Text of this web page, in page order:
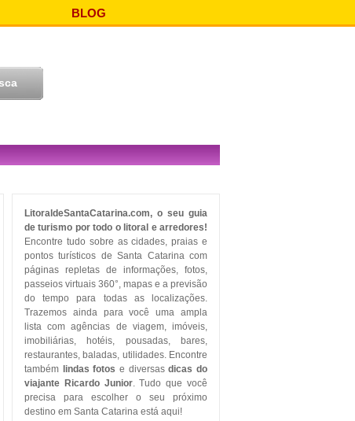
BLOG
LitoraldeSantaCatarina.com, o seu guia
de turismo por todo o litoral e arredores!
Encontre tudo sobre as cidades, praias e
pontos turísticos de Santa Catarina com
páginas repletas de informações, fotos,
passeios virtuais 360°, mapas e a previsão
do tempo para todas as localizações.
Trazemos ainda para você uma ampla
lista com agências de viagem, imóveis,
imobiliárias, hotéis, pousadas, bares,
restaurantes, baladas, utilidades. Encontre
também
lindas fotos e diversasdicas do
viajante Ricardo Junior. Tudo que você
precisa para escolher o seu próximo
destino em Santa Catarina está aqui!